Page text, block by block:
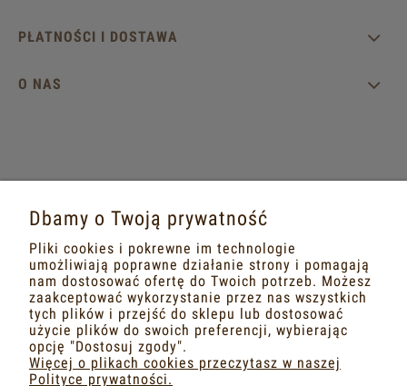
PŁATNOŚCI I DOSTAWA
O NAS
MASZ PYTANIA?
Napisz do nas na adres mailowy
dobrametka@gmail.com
lub na portalach społecznościowych
FACEBOOK INSTAGRAM
Dbamy o Twoją prywatność
Pliki cookies i pokrewne im technologie
umożliwiają poprawne działanie strony i pomagają
nam dostosować ofertę do Twoich potrzeb. Możesz
zaakceptować wykorzystanie przez nas wszystkich
tych plików i przejść do sklepu lub dostosować
użycie plików do swoich preferencji, wybierając
opcję "Dostosuj zgody".
Więcej o plikach cookies przeczytasz w naszej
Polityce prywatności.